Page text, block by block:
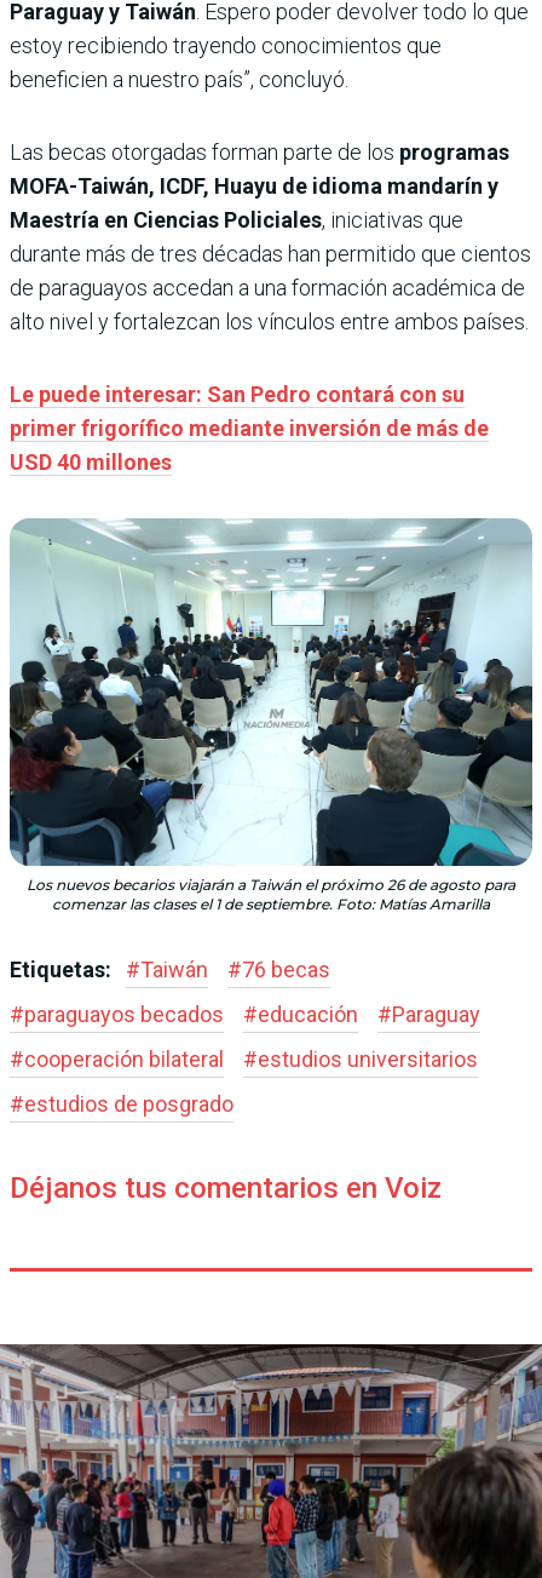
Paraguay y Taiwán . Espero poder devolver todo lo que
estoy recibiendo trayendo conocimientos que
beneficien a nuestro país”, concluyó.
Las becas otorgadas forman parte de los programas
MOFA-Taiwán, ICDF, Huayu de idioma mandarín y
Maestría en Ciencias Policiales, iniciativas que
durante más de tres décadas han permitido que cientos
de paraguayos accedan a una formación académica de
alto nivel y fortalezcan los vínculos entre ambos países.
Le puede interesar: San Pedro contará con su
primer frigorífico mediante inversión de más de
USD 40 millones
Los nuevos becarios viajarán a Taiwán el próximo 26 de agosto para
comenzar las clases el 1 de septiembre. Foto: Matías Amarilla
Etiquetas: #Taiwán #76 becas
#paraguayos becados #educación #Paraguay
#cooperación bilateral #estudios universitarios
#estudios de posgrado
Déjanos tus comentarios en Voiz